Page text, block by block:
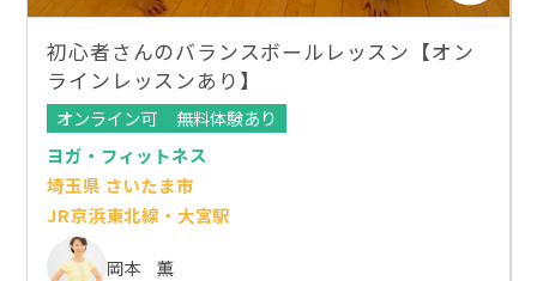
初心者さんのバランスボールレッスン【オン
ラインレッスンあり】
オンライン可
無料体験あり
ヨガ・フィットネス
埼玉県 さいたま市
JR京浜東北線・大宮駅
岡本 薫